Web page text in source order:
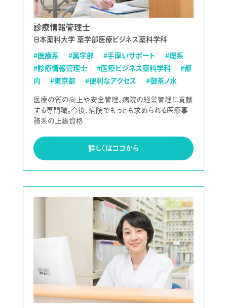
診療情報管理士
日本薬科大学 薬学部医療ビジネス薬科学科
#医療系 #薬学部 #手厚いサポート
#理系
#診療情報管理士
#医療ビジネス薬科学科
#都
内
#東京都 #便利なアクセス #御茶ノ水
医療の質の向上や安全管理、病院の経営管理に貢献
する専門職。今後、病院でもっとも求められる医療事
務系の上級資格
詳しくはココから